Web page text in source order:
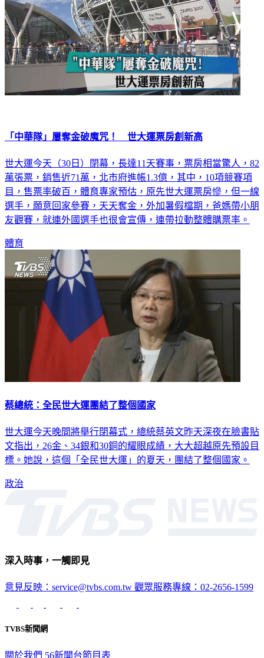
「中華隊」屢奪金破魔咒！ 世大運票房創新高
世大運今天（30日）閉幕，長達11天賽事，票房相當驚人，82
萬張票，銷售近71萬，北市府進帳1.3億，其中，10項競賽項
目，售票率破百，體育專家預估，原先世大運票房慘，但一線
選手，願意回家參賽，天天奪金，外加暑假檔期，爸媽帶小朋
友觀賽，就連外國選手也很會宣傳，連帶拉動整體購票率。
體育
蔡總統：全民世大運團結了整個國家
世大運今天晚間將舉行閉幕式，總統蔡英文昨天深夜在臉書貼
文指出，26金、34銀和30銅的耀眼成績，大大超越原先預設目
標。她說，這個「全民世大運」的夏天，團結了整個國家。
政治
深入時事，一觸即見
意見反映：service@tvbs.com.tw 觀眾服務專線：02-2656-1599
TVBS新聞網
關於我們 56新聞台節目表